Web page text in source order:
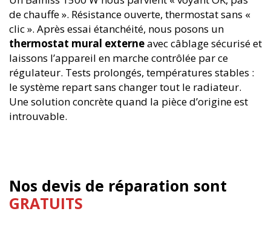
de chauffe ». Résistance ouverte, thermostat sans «
clic ». Après essai étanchéité, nous posons un
thermostat mural externeavec câblage sécurisé et
laissons l’appareil en marche contrôlée par ce
régulateur. Tests prolongés, températures stables :
le système repart sans changer tout le radiateur.
Une solution concrète quand la pièce d’origine est
introuvable.
Nos devis de réparation sont
GRATUITS